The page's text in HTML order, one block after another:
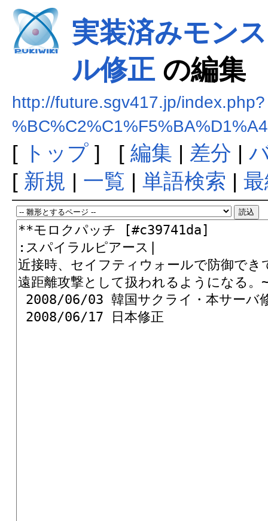
実装済みモン
ル修正の編集
http://future.sgv417.jp/index.php?
[ トップ] [ 編集 | 差分 |
[ 新規 | 一覧 | 単語検索 |